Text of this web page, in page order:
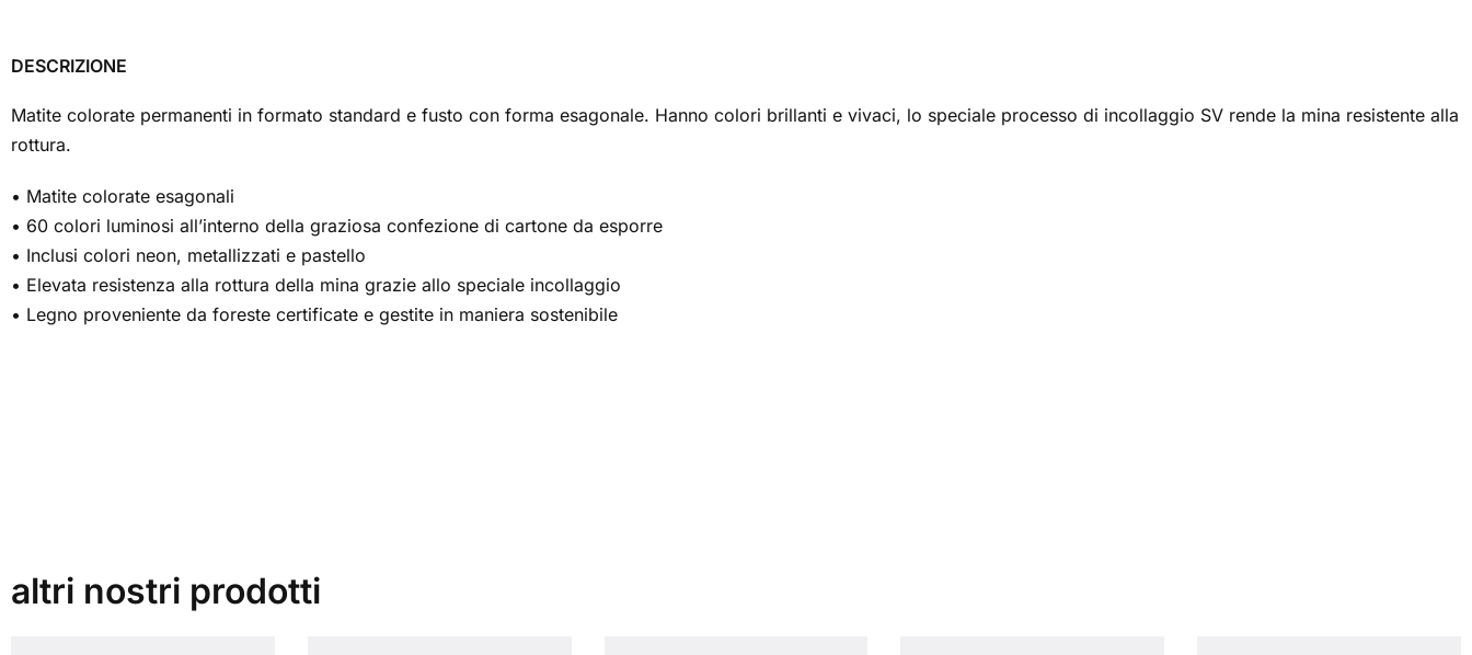
DESCRIZIONE
Matite colorate permanenti in formato standard e fusto con forma esagonale. Hanno colori brillanti e vivaci, lo speciale processo di incollaggio SV rende la mina resistente alla
rottura.
• Matite colorate esagonali
• 60 colori luminosi all’interno della graziosa confezione di cartone da esporre
• Inclusi colori neon, metallizzati e pastello
• Elevata resistenza alla rottura della mina grazie allo speciale incollaggio
• Legno proveniente da foreste certificate e gestite in maniera sostenibile
altri nostri prodotti